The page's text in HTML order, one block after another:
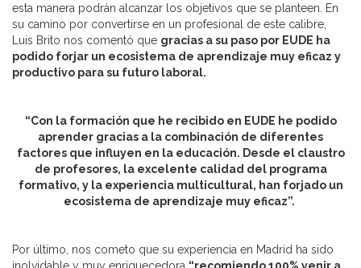
esta manera podrán alcanzar los objetivos que se planteen. En
su camino por convertirse en un profesional de este calibre,
Luis Brito nos comentó que gracias a su paso por EUDE ha
podido forjar un ecosistema de aprendizaje muy eficaz y
productivo para su futuro laboral.
“Con la formación que he recibido en EUDE he podido
aprender gracias a la combinación de diferentes
factores que influyen en la educación. Desde el claustro
de profesores, la excelente calidad del programa
formativo, y la experiencia multicultural, han forjado un
ecosistema de aprendizaje muy eficaz”.
Por último, nos cometo que su experiencia en Madrid ha sido